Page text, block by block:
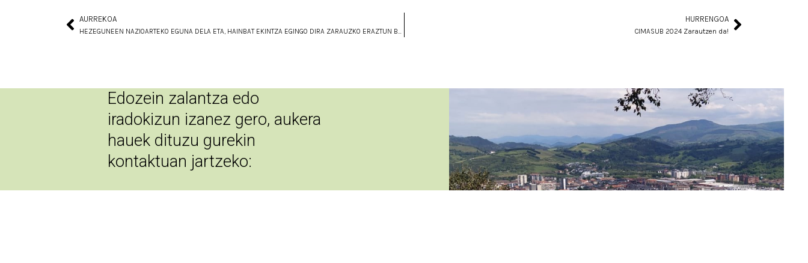
Prev
AURREKOA HURRENGOA
CIMASUB 2024 Zarautzen da!Next
Edozein zalantza edo
iradokizun izanez gero, aukera
hauek dituzu gurekin
kontaktuan jartzeko: